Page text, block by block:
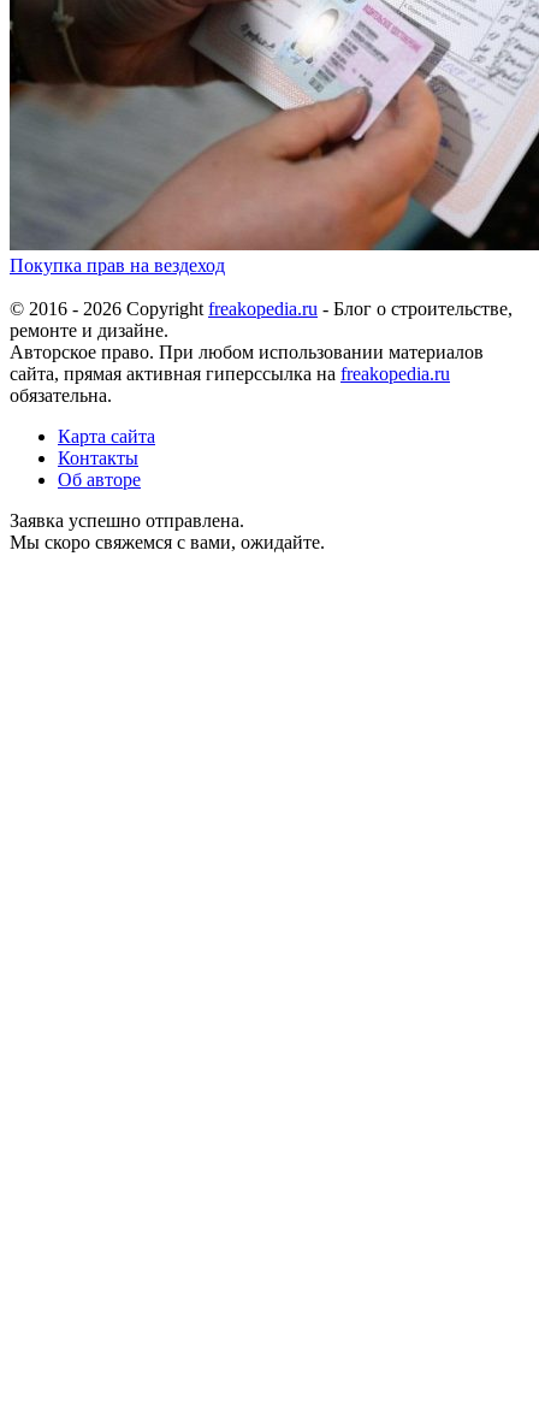
Покупка прав на вездеход
© 2016 - 2026 Copyright freakopedia.ru - Блог о строительстве,
ремонте и дизайне.
Авторское право. При любом использовании материалов
сайта, прямая активная гиперссылка на freakopedia.ru
обязательна.
Карта сайта
Контакты
Об авторе
Заявка успешно отправлена.
Мы скоро свяжемся с вами, ожидайте.